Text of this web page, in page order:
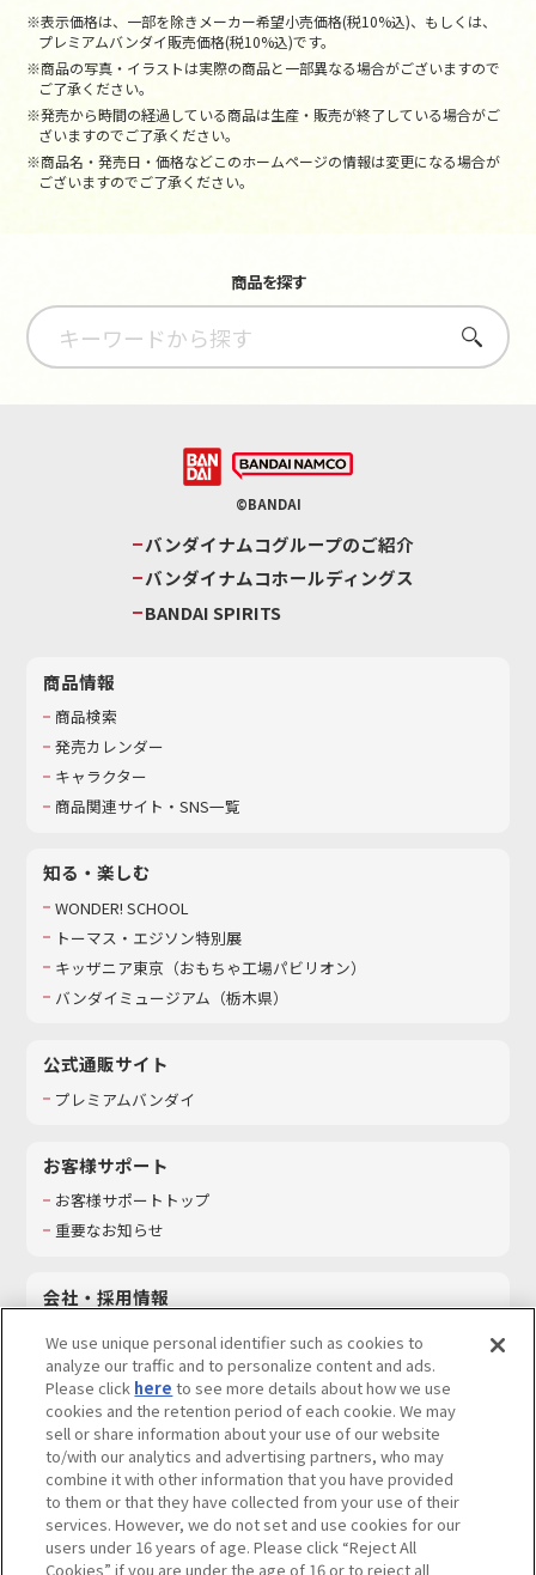
※表示価格は、一部を除きメーカー希望小売価格(税10%込)、もしくは、
プレミアムバンダイ販売価格(税10%込)です。
※商品の写真・イラストは実際の商品と一部異なる場合がございますので
ご了承ください。
※発売から時間の経過している商品は生産・販売が終了している場合がご
ざいますのでご了承ください。
※商品名・発売日・価格などこのホームページの情報は変更になる場合が
ございますのでご了承ください。
商品を探す
さがす
©BANDAI
バンダイナムコグループのご紹介
バンダイナムコホールディングス
BANDAI SPIRITS
商品情報
商品検索
発売カレンダー
キャラクター
商品関連サイト・SNS一覧
知る・楽しむ
WONDER! SCHOOL
トーマス・エジソン特別展
キッザニア東京（おもちゃ工場パビリオン）​
バンダイミュージアム（栃木県）
公式通販サイト
プレミアムバンダイ
お客様サポート
お客様サポートトップ
重要なお知らせ
会社・採用情報
採用情報
サステナビリティ
お問い合わせ
ウェブサイトご利用条件 ソーシャルメディアポリシー
個人情報及び特定個人情報等の取り扱いに関する保護方針
We use unique personal identifier such as cookies to
analyze our traffic and to personalize content and ads.
Please click here to see more details about how we use
cookies and the retention period of each cookie. We may
sell or share information about your use of our website
to/with our analytics and advertising partners, who may
combine it with other information that you have provided
to them or that they have collected from your use of their
services. However, we do not set and use cookies for our
users under 16 years of age. Please click “Reject All
Cookies” if you are under the age of 16 or to reject all